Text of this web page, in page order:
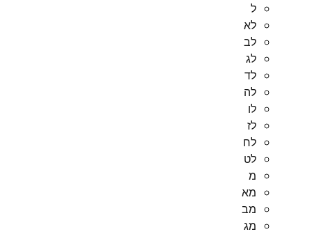
ל
לא
לב
לג
לד
לה
לו
לז
לח
לט
מ
מא
מב
מג